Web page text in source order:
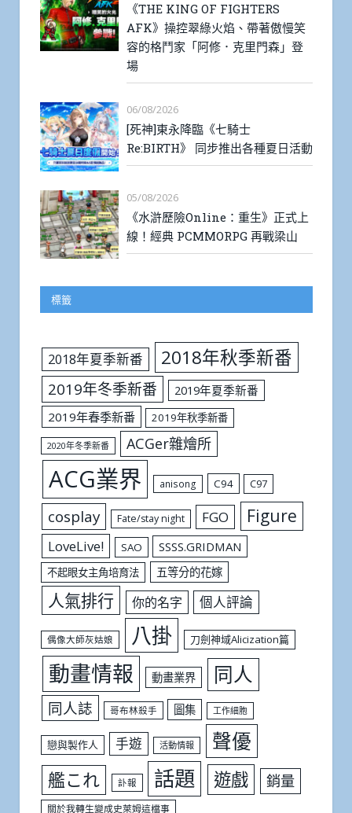
《THE KING OF FIGHTERS
AFK》操控翠綠火焰、帶著傲慢笑
容的格鬥家「阿修．克里門森」登
場
06/08/2026
[死神]東永降臨《七騎士
Re:BIRTH》 同步推出各種夏日活動
05/08/2026
《水滸歷險Online：重生》正式上
線！經典 PCMMORPG 再戰梁山
標籤
2018年夏季新番 2018年秋季新番
2019年冬季新番
2019年夏季新番
2019年春季新番
2019年秋季新番
2020年冬季新番 ACGer雜燴所
ACG業界 anisong C94 C97
cosplay Fate/stay night FGO Figure
LoveLive! SAO SSSS.GRIDMAN
不起眼女主角培育法 五等分的花嫁
人氣排行 你的名字 個人評論
偶像大師灰姑娘 八掛 刀劍神域Alicization篇
動畫情報 動畫業界 同人
同人誌 哥布林殺手 圖集 工作細胞
戀與製作人 手遊 活動情報 聲優
艦これ 訃報 話題 遊戲 銷量
關於我轉生變成史萊姆這檔事